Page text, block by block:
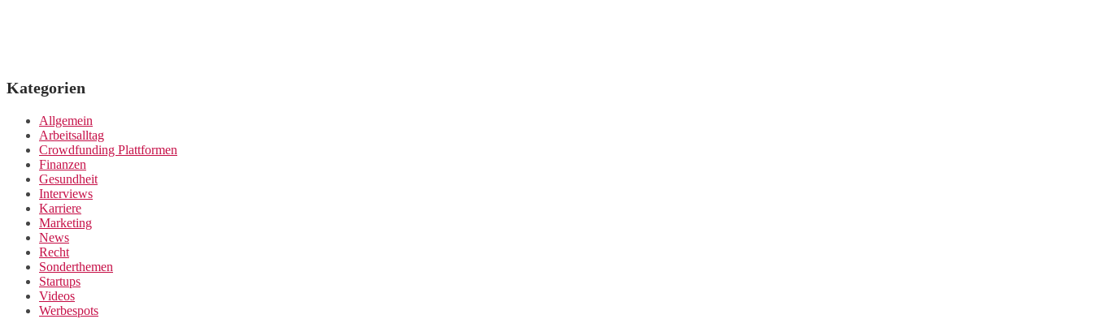
Kategorien
Allgemein
Arbeitsalltag
Crowdfunding Plattformen
Finanzen
Gesundheit
Interviews
Karriere
Marketing
News
Recht
Sonderthemen
Startups
Videos
Werbespots